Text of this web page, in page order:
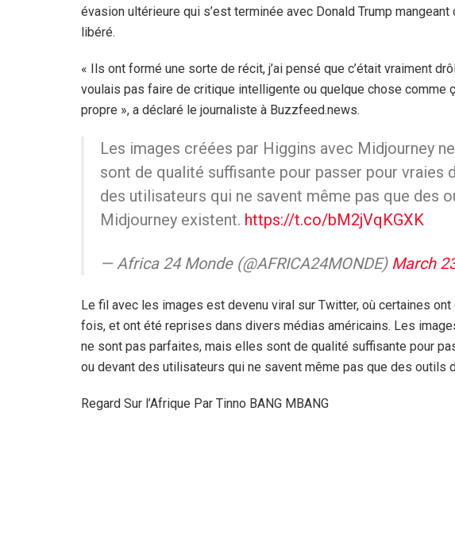
évasion ultérieure qui s’est terminée avec Donald Trump
libéré.
« Ils ont formé une sorte de récit, j’ai pensé que c’était vraiment
voulais pas faire de critique intelligente ou quelque chose comme
propre », a déclaré le journaliste à Buzzfeed.news.
Les images créées par Higgins avec Midjourney
sont de qualité suffisante pour passer pour vraies
des utilisateurs qui ne savent même pas que des
Midjourney existent. https://t.co/bM2jVqKGXK
— Africa 24 Monde (@AFRICA24MONDE) March
Le fil avec les images est devenu viral sur Twitter, où certaines
fois, et ont été reprises dans divers médias américains. Les
ne sont pas parfaites, mais elles sont de qualité suffisante pour
ou devant des utilisateurs qui ne savent même pas que des outils
Regard Sur l’Afrique Par Tinno BANG MBANG